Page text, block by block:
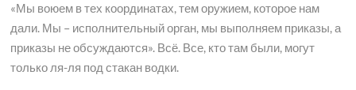
«Мы воюем в тех координатах, тем оружием, которое нам
дали. Мы – исполнительный орган, мы выполняем приказы, а
приказы не обсуждаются». Всё. Все, кто там были, могут
только ля-ля под стакан водки.